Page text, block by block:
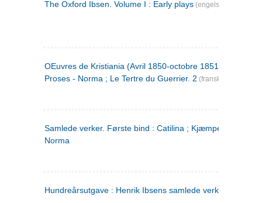
The Oxford Ibsen. Volume I : Early plays (engelsk)
OEuvres de Kristiania (Avril 1850-octobre 1851) : Poèmes
Proses - Norma ; Le Tertre du Guerrier. 2 (fransk)
Samlede verker. Første bind : Catilina ; Kjæmpehøien ;
Norma
Hundreårsutgave : Henrik Ibsens samlede verker. 1